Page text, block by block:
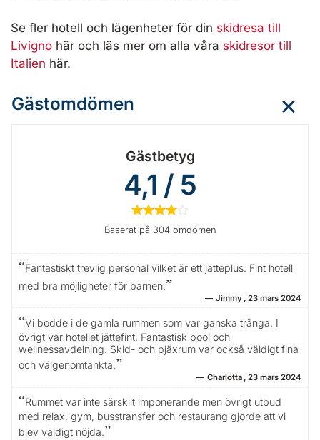
Se fler hotell och lägenheter för din skidresa till
Livigno här och läs mer om alla våra skidresor till
Italien här.
Gästomdömen
Gästbetyg
4,1 / 5
★★★★
Baserat på 304 omdömen
Fantastiskt trevlig personal vilket är ett jätteplus. Fint hotell
med bra möjligheter för barnen.
Jimmy 23 mars 2024
Vi bodde i de gamla rummen som var ganska trånga. I
övrigt var hotellet jättefint. Fantastisk pool och
wellnessavdelning. Skid- och pjäxrum var också väldigt fina
och välgenomtänkta.
Charlotta 23 mars 2024
Rummet var inte särskilt imponerande men övrigt utbud
med relax, gym, busstransfer och restaurang gjorde att vi
blev väldigt nöjda.